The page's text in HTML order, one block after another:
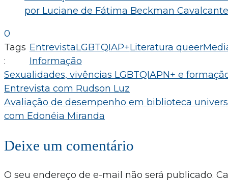
por Luciane de Fátima Beckman Cavalcante
0
Tags
:
EntrevistaLGBTQIAP+Literatura queer
Informação
Navegação
de
Post
Sexualidades, vivências LGBTQIAPN+ e
Entrevista com Rudson Luz
Avaliação de desempenho em biblioteca
com Edonéia Miranda
Deixe um comentário
O seu endereço de e-mail não será publicado.